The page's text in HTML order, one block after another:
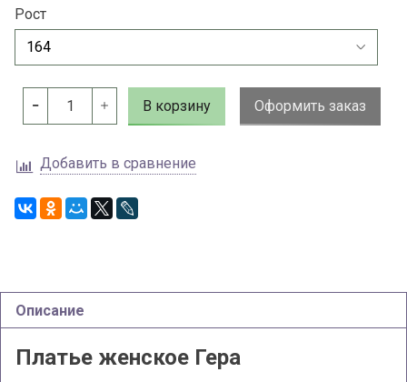
Рост
В корзину Оформить заказ
Добавить в сравнение
Описание
Платье женское Гера